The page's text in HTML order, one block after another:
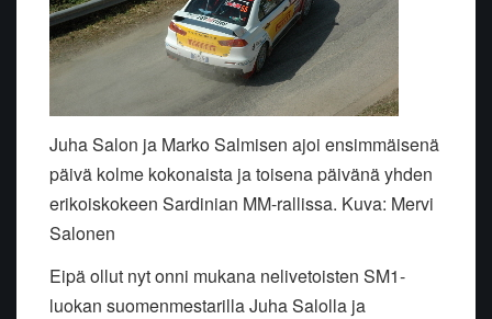
Juha Salon ja Marko Salmisen ajoi ensimmäisenä
päivä kolme kokonaista ja toisena päivänä yhden
erikoiskokeen Sardinian MM-rallissa. Kuva: Mervi
Salonen
Eipä ollut nyt onni mukana nelivetoisten SM1-
luokan suomenmestarilla Juha Salolla ja